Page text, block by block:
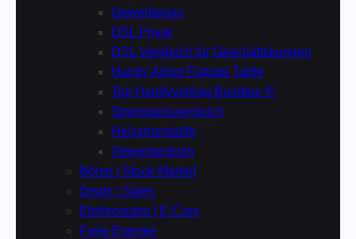
Gewerbegas
DSL Privat
DSL Vergleich für Geschäftskunden
Handy Allnet Flatrate Tarife
Top Handyvertrag Bundles ✆
Strompreisvergleich
Heizstromtarife
Gewerbestrom
Börse | Stock-Market
Deals | Sales
Elektroautos | E-Cars
Freie Energie